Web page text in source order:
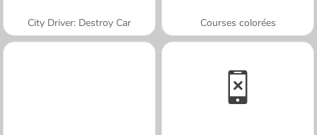
City Driver: Destroy Car Courses colorées